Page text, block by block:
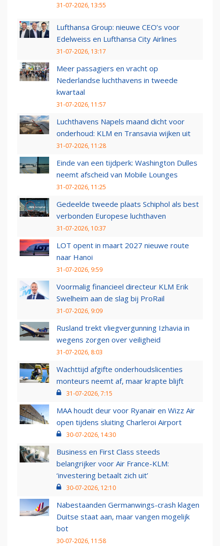
31-07-2026, 13:55
Lufthansa Group: nieuwe CEO’s voor
Edelweiss en Lufthansa City Airlines
31-07-2026, 13:17
Meer passagiers en vracht op
Nederlandse luchthavens in tweede
kwartaal
31-07-2026, 11:57
Luchthavens Napels maand dicht voor
onderhoud: KLM en Transavia wijken uit
31-07-2026, 11:28
Einde van een tijdperk: Washington Dulles
neemt afscheid van Mobile Lounges
31-07-2026, 11:25
Gedeelde tweede plaats Schiphol als best
verbonden Europese luchthaven
31-07-2026, 10:37
LOT opent in maart 2027 nieuwe route
naar Hanoi
31-07-2026, 9:59
Voormalig financieel directeur KLM Erik
Swelheim aan de slag bij ProRail
31-07-2026, 9:09
Rusland trekt vliegvergunning Izhavia in
wegens zorgen over veiligheid
31-07-2026, 8:03
Wachttijd afgifte onderhoudslicenties
monteurs neemt af, maar krapte blijft
31-07-2026, 7:15
MAA houdt deur voor Ryanair en Wizz Air
open tijdens sluiting Charleroi Airport
30-07-2026, 14:30
Business en First Class steeds
belangrijker voor Air France-KLM:
‘investering betaalt zich uit’
30-07-2026, 12:10
Nabestaanden Germanwings-crash klagen
Duitse staat aan, maar vangen mogelijk
bot
30-07-2026, 11:58